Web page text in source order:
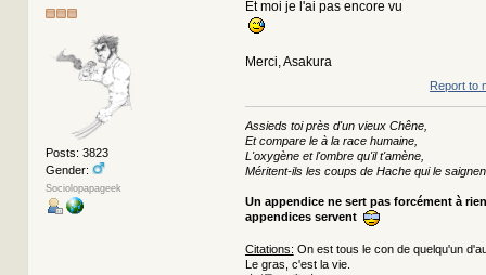
Posts: 3823
Gender:
Sociolopapageek
Et moi je l'ai pas encore vu
Merci, Asakura
Report to
Assieds toi près d'un vieux Chêne,
Et compare le à la race humaine,
L'oxygène et l'ombre qu'il t'amène,
Méritent-ils les coups de Hache qui le
Un appendice ne sert pas forcément à
appendices servent
Citations: On est tous le con de quelqu'un
Le gras, c'est la vie.